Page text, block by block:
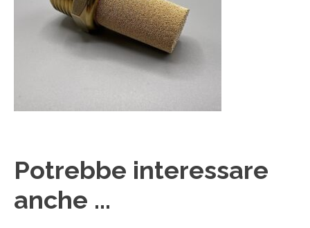
Potrebbe interessare
anche ...